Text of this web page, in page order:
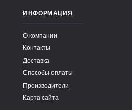
ИНФОРМАЦИЯ
О компании
Контакты
Доставка
Способы оплаты
Производители
Карта сайта